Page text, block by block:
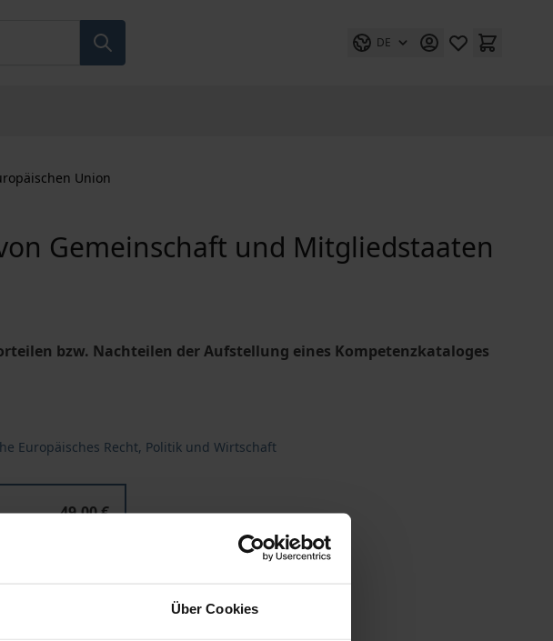
Über Cookies
DE
Union
Gemeinschaft und Mitgliedstaaten
bzw. Nachteilen der Aufstellung eines Kompetenzkataloges
Europäisches Recht, Politik und Wirtschaft
49,00 €